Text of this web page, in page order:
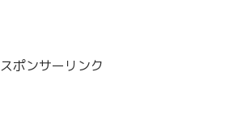
スポンサーリンク